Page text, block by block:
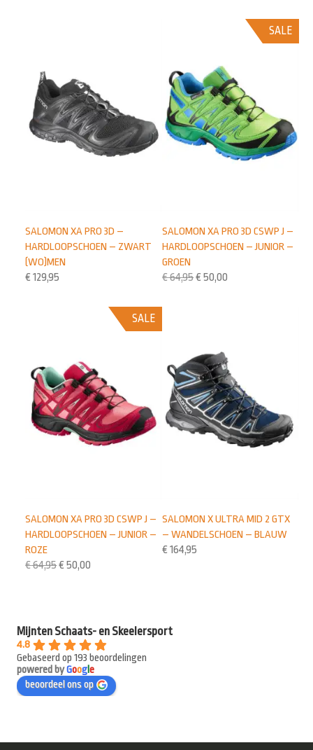
SALE
SALOMON XA PRO 3D CSWP J –
HARDLOOPSCHOEN – JUNIOR –
GROEN
€64,95€ 50,00
SALOMON XA PRO 3D –
HARDLOOPSCHOEN – ZWART
(WO)MEN
€ 129,95
SALOMON X ULTRA MID 2 GTX
– WANDELSCHOEN – BLAUW
€ 164,95
SALE
SALOMON XA PRO 3D CSWP J –
HARDLOOPSCHOEN – JUNIOR –
ROZE
€64,95€ 50,00
Mijnten Schaats- en Skeelersport
4.8
Gebaseerd op 193 beoordelingen
powered byGooge
beoordeel ons op